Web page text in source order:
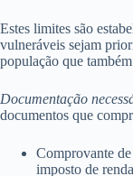
Estes limites são
vulneráveis sejam
população que
Documentação
documentos que
Comprovante
imposto de